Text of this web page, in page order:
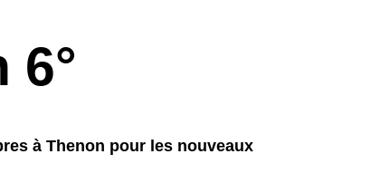
à Thenon pour les nouveaux